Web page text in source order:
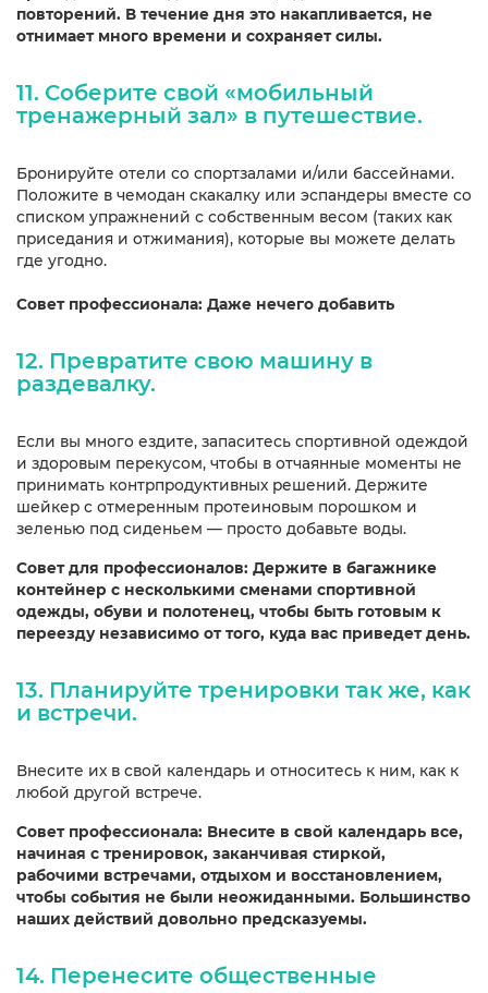
повторений. В течение дня это накапливается, не
отнимает много времени и сохраняет силы.
11. Соберите свой «мобильный
тренажерный зал» в путешествие.
Бронируйте отели со спортзалами и/или бассейнами.
Положите в чемодан скакалку или эспандеры вместе со
списком упражнений с собственным весом (таких как
приседания и отжимания), которые вы можете делать
где угодно.
Совет профессионала: Даже нечего добавить
12. Превратите свою машину в
раздевалку.
Если вы много ездите, запаситесь спортивной одеждой
и здоровым перекусом, чтобы в отчаянные моменты не
принимать контрпродуктивных решений. Держите
шейкер с отмеренным протеиновым порошком и
зеленью под сиденьем — просто добавьте воды.
Совет для профессионалов: Держите в багажнике
контейнер с несколькими сменами спортивной
одежды, обуви и полотенец, чтобы быть готовым к
переезду независимо от того, куда вас приведет день.
13. Планируйте тренировки так же, как
и встречи.
Внесите их в свой календарь и относитесь к ним, как к
любой другой встрече.
Совет профессионала: Внесите в свой календарь все,
начиная с тренировок, заканчивая стиркой,
рабочими встречами, отдыхом и восстановлением,
чтобы события не были неожиданными. Большинство
наших действий довольно предсказуемы.
14. Перенесите общественные